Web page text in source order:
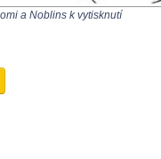
a Noblins k vytisknutí